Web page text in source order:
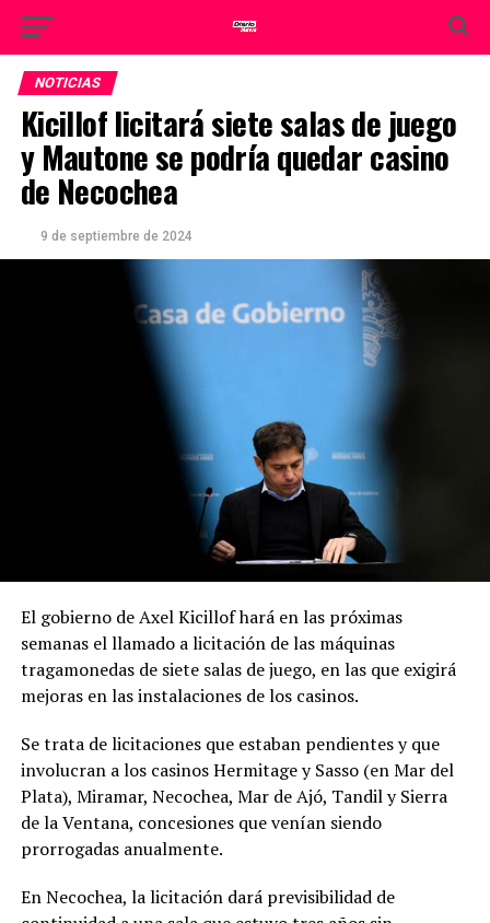
NOTICIAS
Kicillof licitará siete salas de juego
y Mautone se podría quedar casino
de Necochea
9 de septiembre de 2024
El gobierno de Axel Kicillof hará en las próximas
semanas el llamado a licitación de las máquinas
tragamonedas de siete salas de juego, en las que exigirá
mejoras en las instalaciones de los casinos.
Se trata de licitaciones que estaban pendientes y que
involucran a los casinos Hermitage y Sasso (en Mar del
Plata), Miramar, Necochea, Mar de Ajó, Tandil y Sierra
de la Ventana, concesiones que venían siendo
prorrogadas anualmente.
En Necochea, la licitación dará previsibilidad de